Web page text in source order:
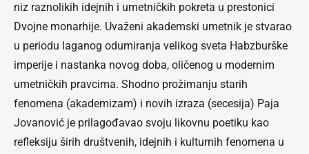
niz raznolikih idejnih i umetničkih pokreta u prestonici
Dvojne monarhije. Uvaženi akademski umetnik je stvarao
u periodu laganog odumiranja velikog sveta Habzburške
imperije i nastanka novog doba, oličenog u modernim
umetničkih pravcima. Shodno prožimanju starih
fenomena (akademizam) i novih izraza (secesija) Paja
Jovanović je prilagođavao svoju likovnu poetiku kao
refleksiju širih društvenih, idejnih i kulturnih fenomena u